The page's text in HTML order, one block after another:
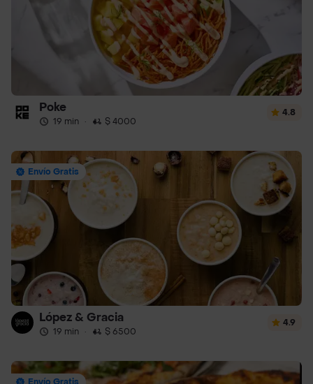
Poke
19 min · $ 4000
4.8
Envío Gratis
López & Gracia
19 min · $ 6500
4.9